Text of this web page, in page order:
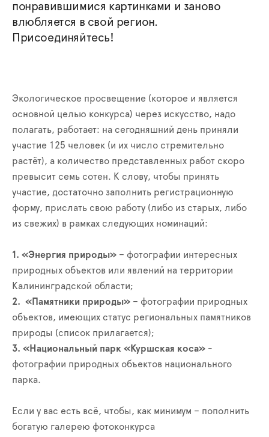
понравившимися картинками и заново
влюбляется в свой регион.
Присоединяйтесь!
Экологическое просвещение (которое и является
основной целью конкурса) через искусство, надо
полагать, работает: на сегодняшний день приняли
участие 125 человек (и их число стремительно
растёт), а количество представленных работ скоро
превысит семь сотен. К слову, чтобы принять
участие, достаточно заполнить регистрационную
форму, прислать свою работу (либо из старых, либо
из свежих) в рамках следующих номинаций:
1. «Энергия природы» – фотографии интересных
природных объектов или явлений на территории
Калининградской области;
2. «Памятники природы» – фотографии природных
объектов, имеющих статус региональных памятников
природы (список прилагается);
3. «Национальный парк «Куршская коса» -
фотографии природных объектов национального
парка.
Если у вас есть всё, чтобы, как минимум – пополнить
богатую галерею фотоконкурса